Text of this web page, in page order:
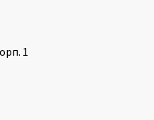
1